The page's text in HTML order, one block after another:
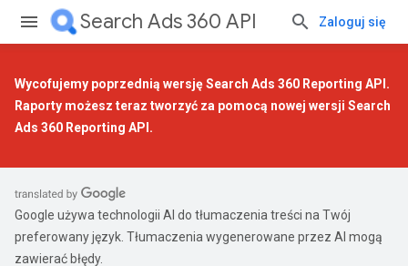
Search Ads 360 API Zaloguj się
Wycofujemy poprzednią wersję Search Ads 360 Reporting API.
Raporty możesz teraz tworzyć za pomocą nowej wersji Search
Ads 360 Reporting API .
Google używa technologii AI do tłumaczenia treści na Twój
preferowany język. Tłumaczenia wygenerowane przez AI mogą
zawierać błędy.